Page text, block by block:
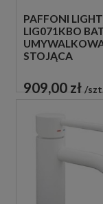
PAFFONI LIGHT
LIG071KBO
STOJĄCA
BIAŁA
909,00 zł